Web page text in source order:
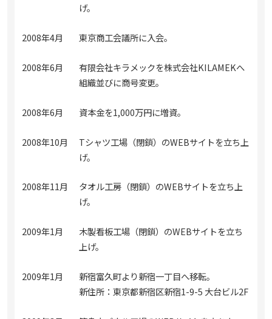
げ。
2008年4月 東京商工会議所に入会。
2008年6月
有限会社キラメックを株式会社KILAMEKへ
組織並びに商号変更。
2008年6月 資本金を1,000万円に増資。
2008年10月
Tシャツ工場（閉鎖）のWEBサイトを立ち上
げ。
2008年11月
タオル工房（閉鎖）のWEBサイトを立ち上
げ。
2009年1月
木製看板工場（閉鎖）のWEBサイトを立ち
上げ。
2009年1月
新宿富久町より新宿一丁目へ移転。
新住所：東京都新宿区新宿1-9-5 大台ビル2F